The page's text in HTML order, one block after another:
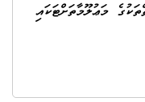
މަޢުލޫމާތަށްޓަކައި